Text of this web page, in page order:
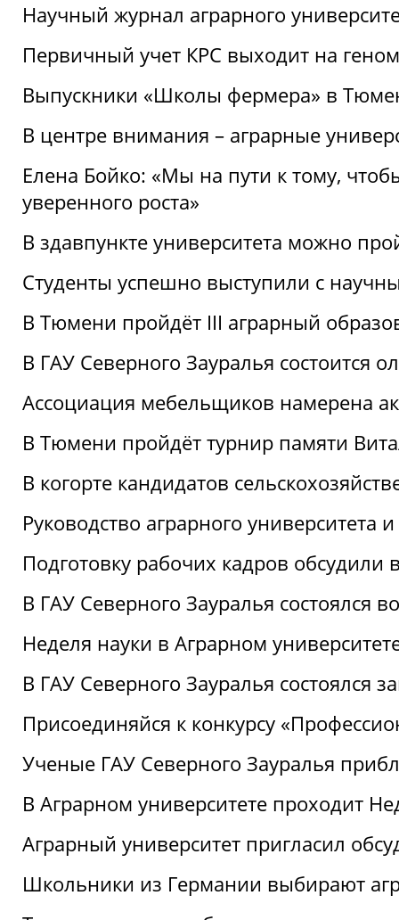
Научный журнал аграрного
Первичный учет КРС выходит на
Выпускники «Школы фермера» в
В центре внимания – аграрные
Елена Бойко: «Мы на пути к тому,
уверенного роста»
В здавпункте университета можно
Студенты успешно выступили с
В Тюмени пройдёт III аграрный
В ГАУ Северного Зауралья состоится
Ассоциация мебельщиков намерена
В Тюмени пройдёт турнир памяти
В когорте кандидатов
Руководство аграрного
Подготовку рабочих кадров
В ГАУ Северного Зауралья состоялся
Неделя науки в Аграрном
В ГАУ Северного Зауралья
Присоединяйся к конкурсу
Ученые ГАУ Северного Зауралья
В Аграрном университете проходит
Аграрный университет пригласил
Школьники из Германии выбирают